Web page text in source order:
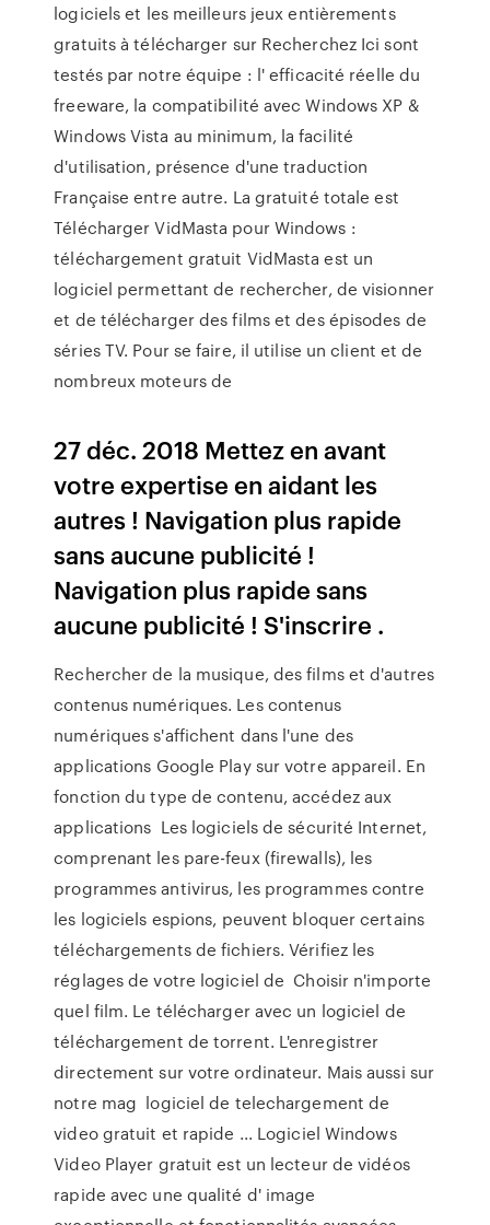
logiciels et les meilleurs jeux entièrements
gratuits à télécharger sur Recherchez Ici sont
testés par notre équipe : l' efficacité réelle du
freeware, la compatibilité avec Windows XP &
Windows Vista au minimum, la facilité
d'utilisation, présence d'une traduction
Française entre autre. La gratuité totale est
Télécharger VidMasta pour Windows :
téléchargement gratuit VidMasta est un
logiciel permettant de rechercher, de visionner
et de télécharger des films et des épisodes de
séries TV. Pour se faire, il utilise un client et de
nombreux moteurs de
27 déc. 2018 Mettez en avant
votre expertise en aidant les
autres ! Navigation plus rapide
sans aucune publicité !
Navigation plus rapide sans
aucune publicité ! S'inscrire .
Rechercher de la musique, des films et d'autres
contenus numériques. Les contenus
numériques s'affichent dans l'une des
applications Google Play sur votre appareil. En
fonction du type de contenu, accédez aux
applications Les logiciels de sécurité Internet,
comprenant les pare-feux (firewalls), les
programmes antivirus, les programmes contre
les logiciels espions, peuvent bloquer certains
téléchargements de fichiers. Vérifiez les
réglages de votre logiciel de Choisir n'importe
quel film. Le télécharger avec un logiciel de
téléchargement de torrent. L'enregistrer
directement sur votre ordinateur. Mais aussi sur
notre mag logiciel de telechargement de
video gratuit et rapide ... Logiciel Windows
Video Player gratuit est un lecteur de vidéos
rapide avec une qualité d' image